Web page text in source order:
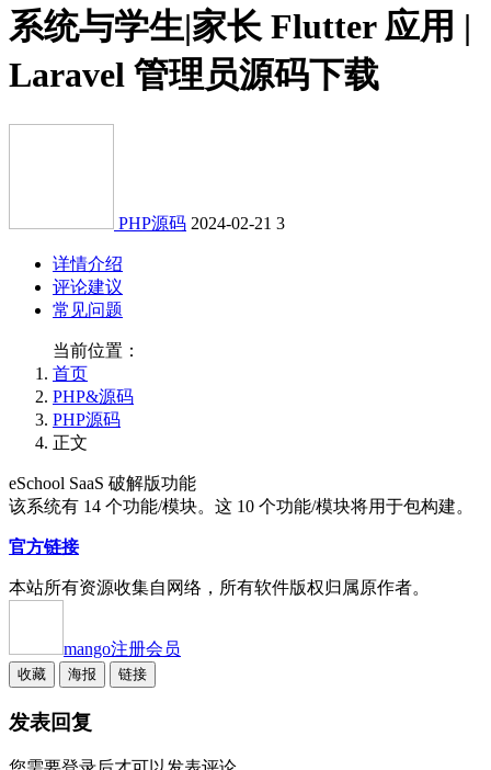
系统与学生|家长 Flutter 应用 |
Laravel 管理员源码下载
PHP源码 2024-02-21 3
详情介绍
评论建议
常见问题
当前位置：
首页
PHP&源码
PHP源码
正文
eSchool SaaS 破解版功能
该系统有 14 个功能/模块。这 10 个功能/模块将用于包构建。
官方链接
本站所有资源收集自网络，所有软件版权归属原作者。
mango注册会员
收藏 海报 链接
发表回复